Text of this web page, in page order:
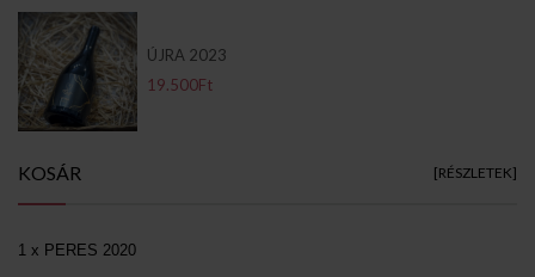
ÚJRA 2023
19.500Ft
KOSÁR [RÉSZLETEK]
1 x PERES 2020